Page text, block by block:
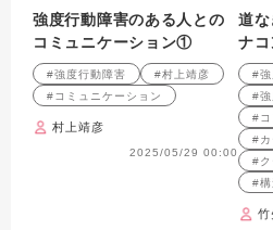
強度行動障害のある人との
コミュニケーション①
#強度行動障害
#村上靖彦
#コミュニケーション
村上靖彦
2025/05/29 00:00
道
ナ
行
回
特性
かす
#強
#強
#コ
#カ
#ク
#構